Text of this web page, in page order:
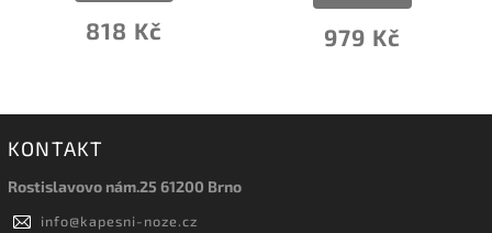
818 Kč 979 Kč
KONTAKT
Rostislavovo nám.25 61200 Brno
info@kapesni-noze.cz